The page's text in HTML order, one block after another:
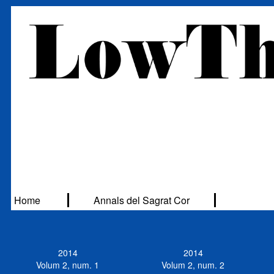
Home Annals del Sagrat Cor
2014
Volum 2, num. 1
2014
Volum 2, num. 2